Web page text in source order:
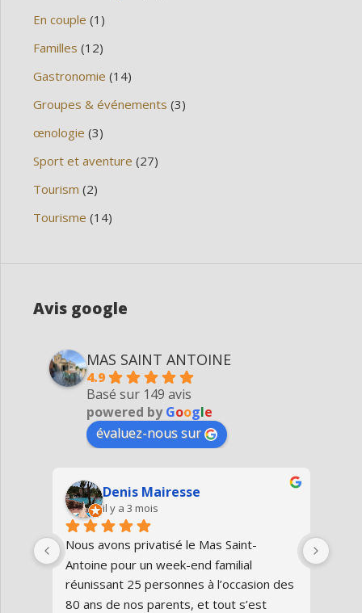
En couple (1)
Familles (12)
Gastronomie (14)
Groupes & événements (3)
œnologie (3)
Sport et aventure (27)
Tourism (2)
Tourisme (14)
Avis google
MAS SAINT ANTOINE
4.9
Basé sur 149 avis
powered byGoogle
évaluez-nous sur
Denis Mairesse
il y a 3 mois
Nous avons privatisé le Mas Saint-
Antoine pour un week-end familial
réunissant 25 personnes à l’occasion des
80 ans de nos parents, et tout s’est